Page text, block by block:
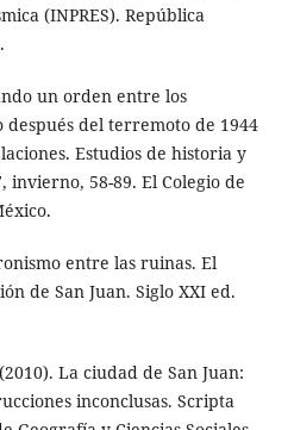
(INPRES). República
un orden entre los
después del terremoto de 1944
Estudios de historia y
invierno, 58-89. El Colegio de
entre las ruinas. El
de San Juan. Siglo XXI ed.
La ciudad de San Juan:
inconclusas. Scripta